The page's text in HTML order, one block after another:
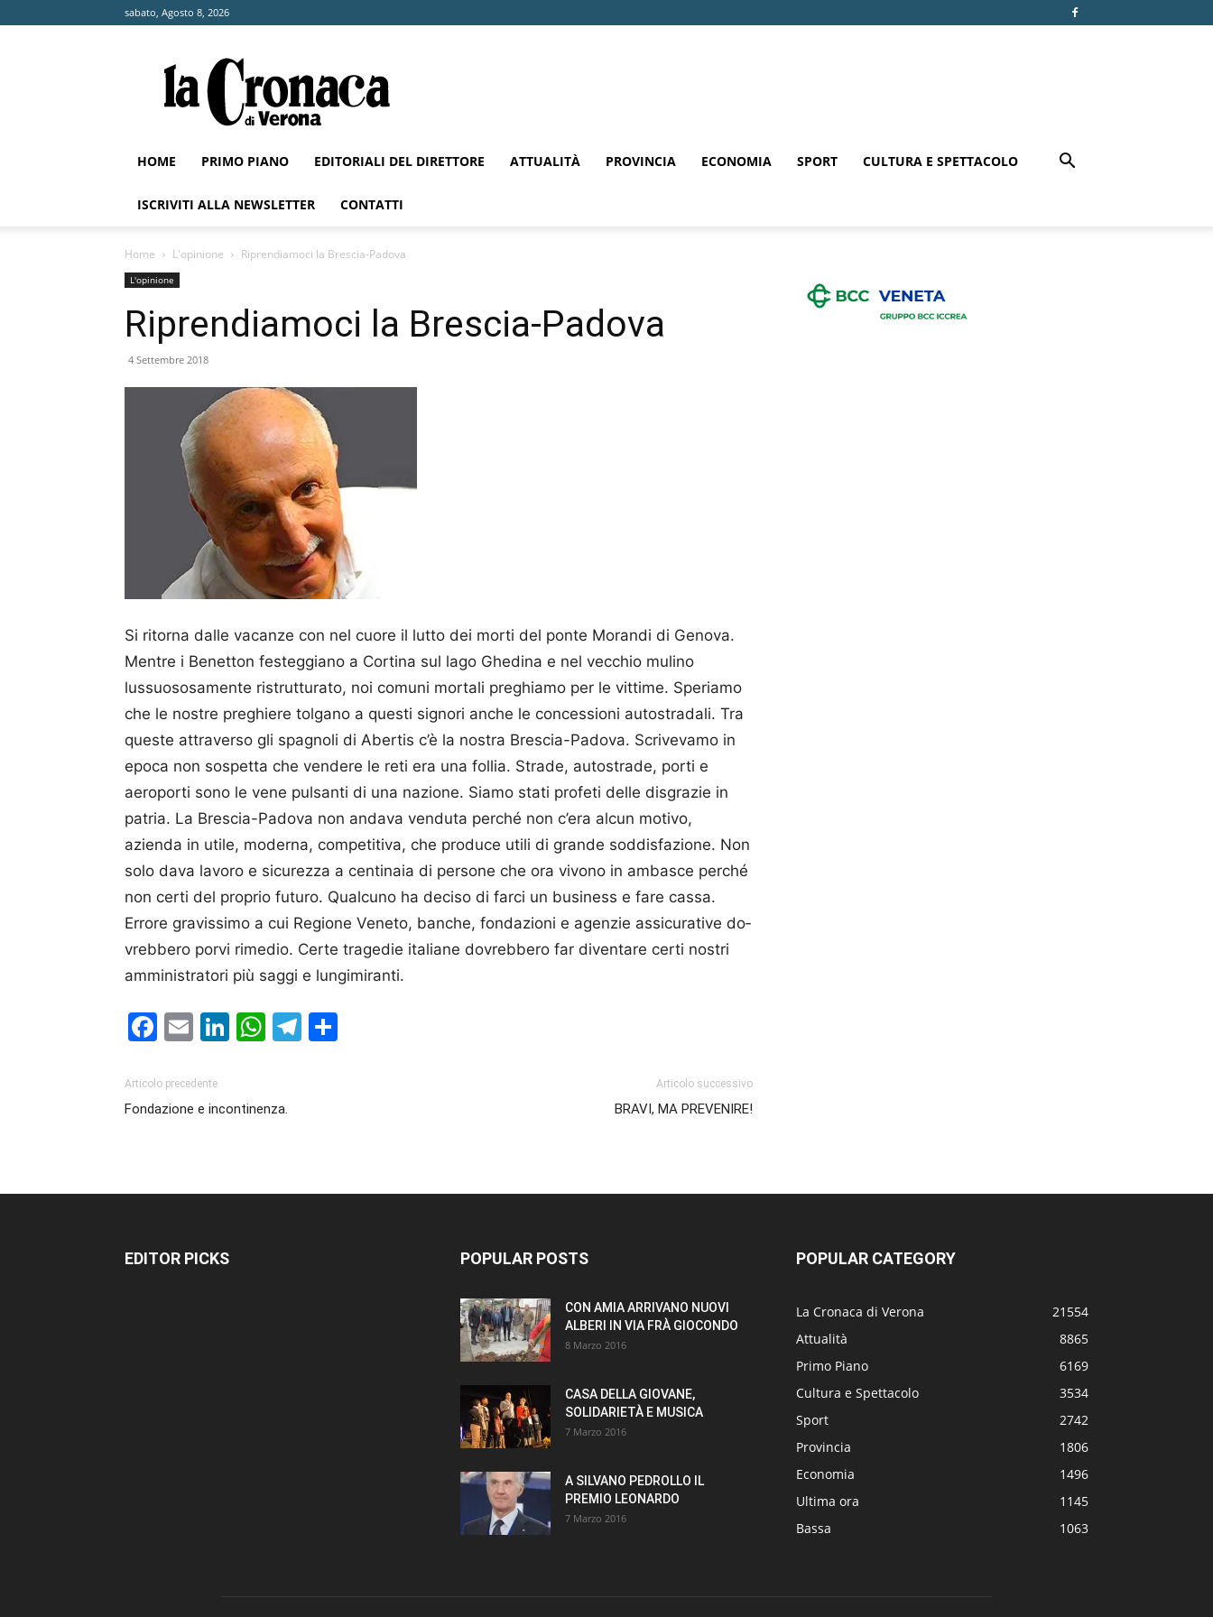
sabato, Agosto 8, 2026
Cronaca
di
Verona
HOME PRIMO PIANO EDITORIALI DEL DIRETTORE ATTUALITÀ PROVINCIA ECONOMIA SPORT CULTURA E SPETTACOLO
ISCRIVITI ALLA NEWSLETTER CONTATTI
Home L'opinione Riprendiamoci la Brescia-Padova
L'opinione
Riprendiamoci la Brescia-Padova
4 Settembre 2018
Si ritorna dalle vacanze con nel cuo­re il lutto dei morti del ponte Morandi di Genova.
Mentre i Be­net­ton festeggiano a Cortina sul lago Ghedina e nel vecchio mulino
lussuososamente ristrutturato, noi comuni mortali preghiamo per le vittime. Speriamo
che le nostre preghiere tolgano a questi signori anche le concessioni autostradali. Tra
queste attraverso gli spagnoli di Abertis c’è la nostra Brescia-Padova. Scrivevamo in
epoca non sospetta che vendere le reti era una follia. Strade, autostrade, porti e
aeroporti sono le vene pulsanti di una nazione. Siamo stati profeti delle disgrazie in
patria. La Brescia-Padova non andava venduta perché non c’era alcun motivo,
azienda in utile, moderna, competitiva, che produce utili di grande soddisfazione. Non
solo dava lavoro e sicurezza a centinaia di persone che ora vivono in ambasce perché
non certi del proprio futuro. Qual­cuno ha deciso di farci un business e fare cassa.
Errore gravissimo a cui Regione Veneto, banche, fondazioni e agenzie assicurative do­
vreb­bero porvi rimedio. Certe tragedie italiane dovrebbero far diventare certi nostri
amministratori più saggi e lungimiranti.
Facebook
EmailLinkedIn
WhatsApp
Telegram
Articolo precedente
Fondazione e incontinenza.
Articolo successivo
BRAVI, MA PREVENIRE!
EDITOR PICKS POPULAR POSTS
CON AMIA ARRIVANO NUOVI
ALBERI IN VIA FRÀ GIOCONDO
8 Marzo 2016
CASA DELLA GIOVANE,
SOLIDARIETÀ E MUSICA
7 Marzo 2016
A SILVANO PEDROLLO IL
PREMIO LEONARDO
7 Marzo 2016
POPULAR CATEGORY
La Cronaca di Verona
21554
Attualità
8865
Primo Piano
6169
Cultura e Spettacolo
3534
Sport
2742
Provincia
1806
Economia
1496
Ultima ora
1145
Bassa
1063